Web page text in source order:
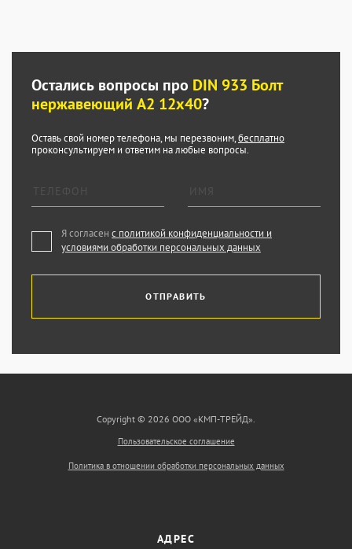
Остались вопросы про DIN 933 Болт
нержавеющий А2 12х40?
Оставь свой номер телефона, мы перезвоним,бесплатно
проконсультируем и ответим на любые вопросы.
Я согласен с политикой конфиденциальности и
условиями обработки персональных данных
ОТПРАВИТЬ
Copyright © 2026 ООО «КМП-ТРЕЙД».
Пользовательское соглашение
Политика в отношении обработки персональных данных
АДРЕС